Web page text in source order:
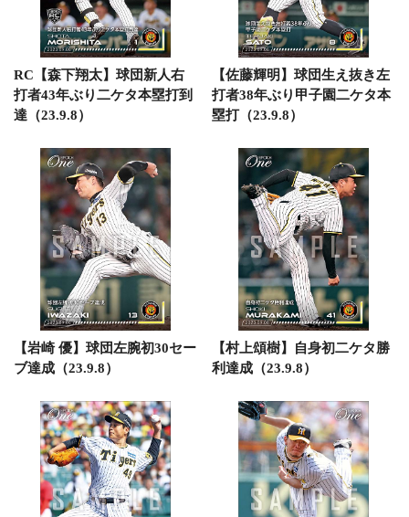
RC【森下翔太】球団新人右
打者43年ぶり二ケタ本塁打到
達（23.9.8）
【佐藤輝明】球団生え抜き左
打者38年ぶり甲子園二ケタ本
塁打（23.9.8）
【岩崎 優】球団左腕初30セー
ブ達成（23.9.8）
【村上頌樹】自身初二ケタ勝
利達成（23.9.8）